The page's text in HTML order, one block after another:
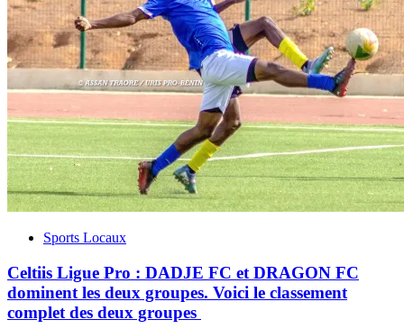
Sports Locaux
Celtiis Ligue Pro : DADJE FC et DRAGON FC
dominent les deux groupes. Voici le classement
complet des deux groupes